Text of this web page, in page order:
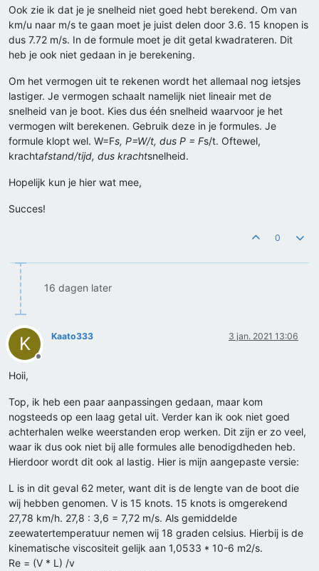
Ook zie ik dat je je snelheid niet goed hebt berekend. Om van
km/u naar m/s te gaan moet je juist delen door 3.6. 15 knopen is
dus 7.72 m/s. In de formule moet je dit getal kwadrateren. Dit
heb je ook niet gedaan in je berekening.
Om het vermogen uit te rekenen wordt het allemaal nog ietsjes
lastiger. Je vermogen schaalt namelijk niet lineair met de
snelheid van je boot. Kies dus één snelheid waarvoor je het
vermogen wilt berekenen. Gebruik deze in je formules. Je
formule klopt wel. W=Fs, P=W/t, dus P = Fs/t. Oftewel,
krachtafstand/tijd, dus krachtsnelheid.
Hopelijk kun je hier wat mee,
Succes!
0
16 dagen later
K
Offline
Kaato333 3 jan. 2021 13:06
Hoii,
Top, ik heb een paar aanpassingen gedaan, maar kom
nogsteeds op een laag getal uit. Verder kan ik ook niet goed
achterhalen welke weerstanden erop werken. Dit zijn er zo veel,
waar ik dus ook niet bij alle formules alle benodigdheden heb.
Hierdoor wordt dit ook al lastig. Hier is mijn aangepaste versie:
L is in dit geval 62 meter, want dit is de lengte van de boot die
wij hebben genomen. V is 15 knots. 15 knots is omgerekend
27,78 km/h. 27,8 : 3,6 = 7,72 m/s. Als gemiddelde
zeewatertemperatuur nemen wij 18 graden celsius. Hierbij is de
kinematische viscositeit gelijk aan 1,0533 * 10-6 m2/s.
Re = (V * L) /v